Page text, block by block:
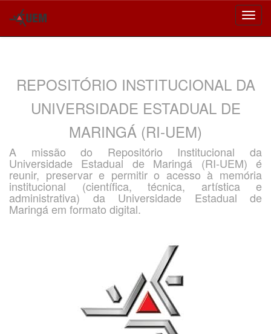
REPOSITÓRIO INSTITUCIONAL DA
UNIVERSIDADE ESTADUAL DE
MARINGÁ (RI-UEM)
A missão do Repositório Institucional da
Universidade Estadual de Maringá (RI-UEM) é
reunir, preservar e permitir o acesso à memória
institucional (científica, técnica, artística e
administrativa) da Universidade Estadual de
Maringá em formato digital.